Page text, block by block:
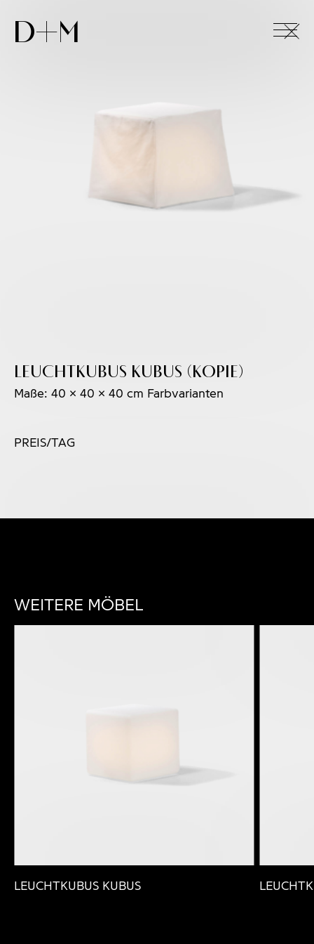
D+M +
Leuchtkubus KUBUS (Kopie)
Maße: 40 x 40 x 40 cm Farbvarianten
PREIS/TAG
WEITERE MÖBEL
LEUCHTKUBUS KUBUS